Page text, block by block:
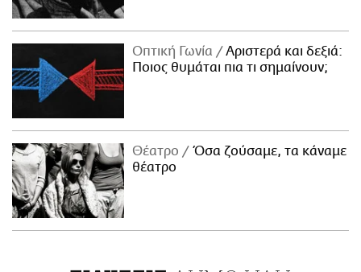
Οπτική Γωνία
Αριστερά και δεξιά:
Ποιος θυμάται πια τι σημαίνουν;
Θέατρο
Όσα ζούσαμε, τα κάναμε
θέατρο